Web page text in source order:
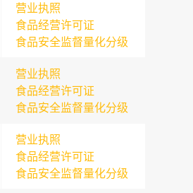
营业执照
食品经营许可证
食品安全监督量化分级
营业执照
食品经营许可证
食品安全监督量化分级
营业执照
食品经营许可证
食品安全监督量化分级